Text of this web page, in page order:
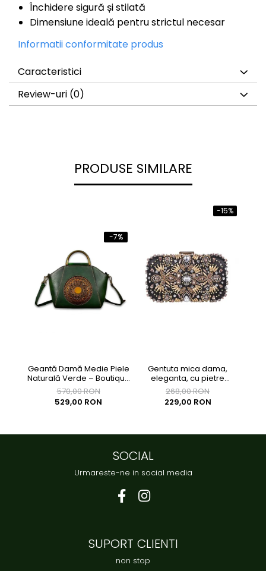
Închidere sigură și stilată
Dimensiune ideală pentru strictul necesar
Informatii conformitate produs
Caracteristici
Review-uri (0)
PRODUSE SIMILARE
-7%
Geantă Damă Medie Piele
Naturală Verde – Boutique
Deluxe
570,00 RON
529,00 RON
-15%
Gentuta mica dama,
eleganta, cu pietre
multicolore, clutch,
155x90x40mm
268,00 RON
229,00 RON
SOCIAL
Urmareste-ne in social media
SUPORT CLIENTI
non stop